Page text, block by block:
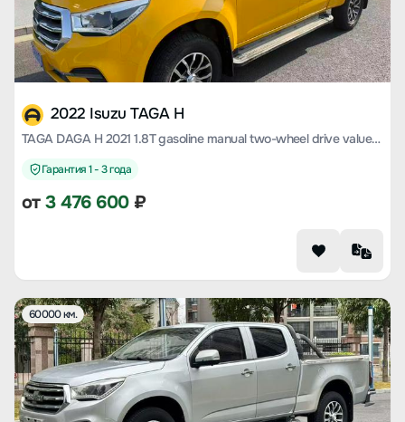
2022 Isuzu TAGA H
TAGA DAGA H 2021 1.8T gasoline manual two-wheel drive value version long wheelbase CE18
Гарантия 1 - 3 года
от3 476 600₽
60000 км.